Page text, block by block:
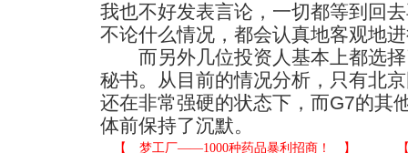
我也不好发表言论，一切都等到回
不论什么情况，都会认真地客观地
而另外几位投资人基本上都选择
秘书。从目前的情况分析，只有北
还在非常强硬的状态下，而G7的其
体前保持了沉默。